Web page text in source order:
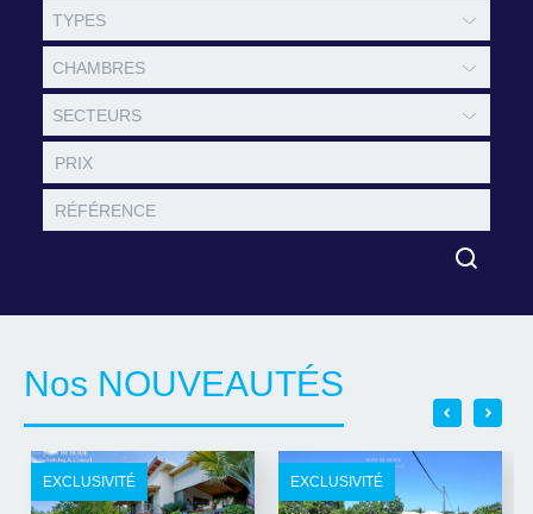
TYPES
CHAMBRES
SECTEURS
Nos NOUVEAUTÉS
EXCLUSIVITÉ EXCLUSIVITÉ